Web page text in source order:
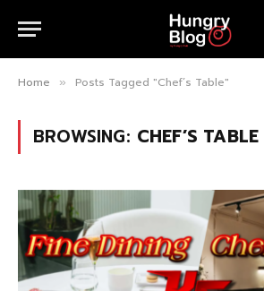
Home » Posts Tagged "Chef’s Table"
BROWSING: CHEF’S TABLE